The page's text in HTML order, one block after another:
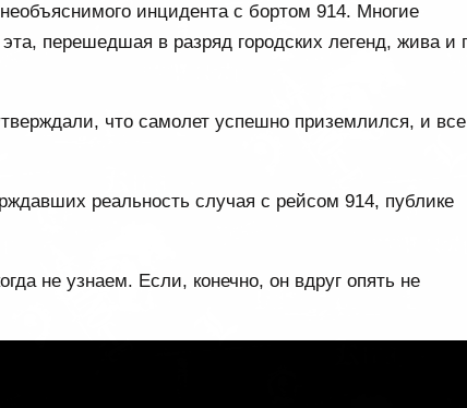
инцидента с бортом 914. Многие
перешедшая в разряд городских легенд, жива и
что самолет успешно приземлился, и все
реальность случая с рейсом 914, публике
не узнаем. Если, конечно, он вдруг опять не